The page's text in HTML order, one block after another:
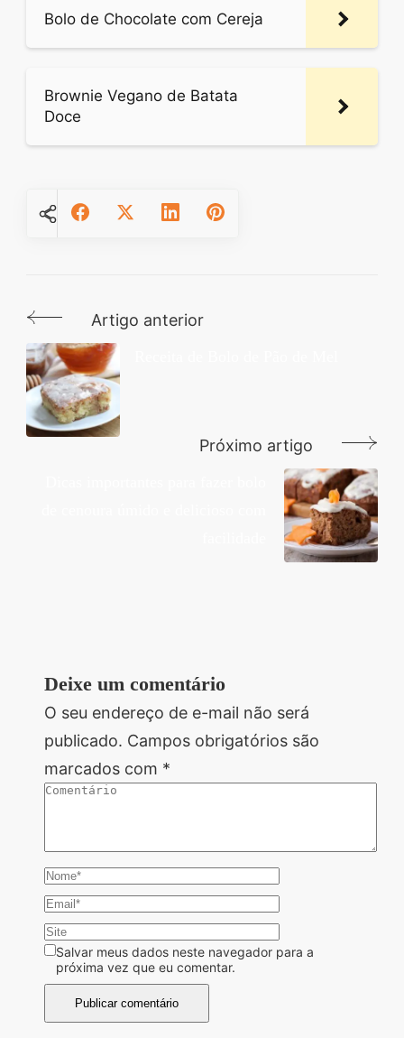
Bolo de Chocolate com Cereja
Brownie Vegano de Batata
Doce
Navegação
de
post
Artigo anterior
Próximo artigo
Deixe um comentário
O seu endereço de e-mail não será
publicado. Campos obrigatórios são
marcados com *
Salvar meus dados neste navegador para a
próxima vez que eu comentar.